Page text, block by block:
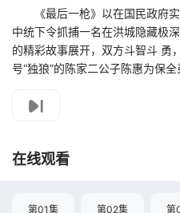
《最后一枪》以在国民政府实
中统下令抓捕一名在洪城隐藏极
的精彩故事展开，双方斗智斗 勇
号“独狼”的陈家二公子陈惠为保
如
在线观看
第01集 第02集 第